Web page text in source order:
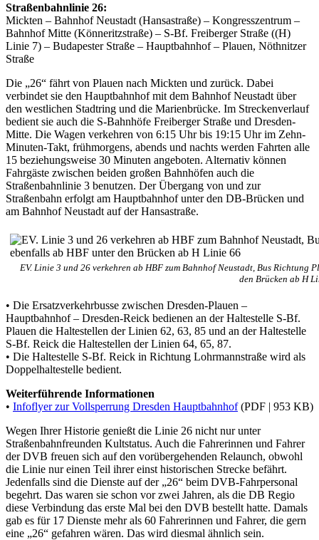
Straßenbahnlinie 26:
Mickten – Bahnhof Neustadt (Hansastraße) – Kongresszentrum –
Bahnhof Mitte (Könneritzstraße) – S-Bf. Freiberger Straße ((H)
Linie 7) – Budapester Straße – Hauptbahnhof – Plauen, Nöthnitzer
Straße
Die „26“ fährt von Plauen nach Mickten und zurück. Dabei
verbindet sie den Hauptbahnhof mit dem Bahnhof Neustadt über
den westlichen Stadtring und die Marienbrücke. Im Streckenverlauf
bedient sie auch die S-Bahnhöfe Freiberger Straße und Dresden-
Mitte. Die Wagen verkehren von 6:15 Uhr bis 19:15 Uhr im Zehn-
Minuten-Takt, frühmorgens, abends und nachts werden Fahrten alle
15 beziehungsweise 30 Minuten angeboten. Alternativ können
Fahrgäste zwischen beiden großen Bahnhöfen auch die
Straßenbahnlinie 3 benutzen. Der Übergang von und zur
Straßenbahn erfolgt am Hauptbahnhof unter den DB-Brücken und
am Bahnhof Neustadt auf der Hansastraße.
EV. Linie 3 und 26 verkehren ab HBF zum Bahnhof Neustadt, Bus Richtung
den Brücken ab H
• Die Ersatzverkehrbusse zwischen Dresden-Plauen –
Hauptbahnhof – Dresden-Reick bedienen an der Haltestelle S-Bf.
Plauen die Haltestellen der Linien 62, 63, 85 und an der Haltestelle
S-Bf. Reick die Haltestellen der Linien 64, 65, 87.
• Die Haltestelle S-Bf. Reick in Richtung Lohrmannstraße wird als
Doppelhaltestelle bedient.
Weiterführende Informationen
• Infoflyer zur Vollsperrung Dresden Hauptbahnhof(PDF | 953 KB)
Wegen Ihrer Historie genießt die Linie 26 nicht nur unter
Straßenbahnfreunden Kultstatus. Auch die Fahrerinnen und Fahrer
der DVB freuen sich auf den vorübergehenden Relaunch, obwohl
die Linie nur einen Teil ihrer einst historischen Strecke befährt.
Jedenfalls sind die Dienste auf der „26“ beim DVB-Fahrpersonal
begehrt. Das waren sie schon vor zwei Jahren, als die DB Regio
diese Verbindung das erste Mal bei den DVB bestellt hatte. Damals
gab es für 17 Dienste mehr als 60 Fahrerinnen und Fahrer, die gern
eine „26“ gefahren wären. Das wird diesmal ähnlich sein.